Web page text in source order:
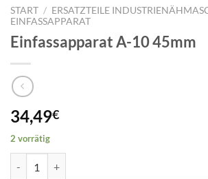
START / ERSATZTEILE
EINFASSAPPARAT
Einfassapparat A-10 45mm
34,49€
2 vorrätig